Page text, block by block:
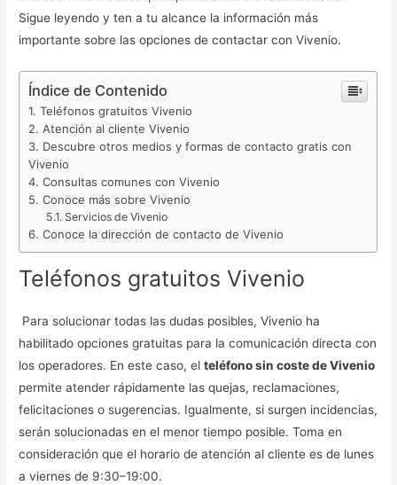
Sigue leyendo y ten a tu alcance la información más
importante sobre las opciones de contactar con Vivenio.
Índice de Contenido
Teléfonos gratuitos Vivenio
Atención al cliente Vivenio
Descubre otros medios y formas de contacto gratis con
Vivenio
Consultas comunes con Vivenio
Conoce más sobre Vivenio
Servicios de Vivenio
Conoce la dirección de contacto de Vivenio
Teléfonos gratuitos Vivenio
Para solucionar todas las dudas posibles, Vivenio ha
habilitado opciones gratuitas para la comunicación directa con
los operadores. En este caso, elteléfono sin coste de Vivenio
permite atender rápidamente las quejas, reclamaciones,
felicitaciones o sugerencias. Igualmente, si surgen incidencias,
serán solucionadas en el menor tiempo posible. Toma en
consideración que el horario de atención al cliente es de lunes
a viernes de 9:30–19:00.